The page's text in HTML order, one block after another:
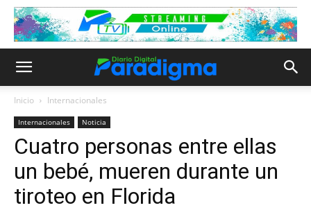
Inicio Internacionales
Internacionales Noticia
Cuatro personas entre ellas
un bebé, mueren durante un
tiroteo en Florida